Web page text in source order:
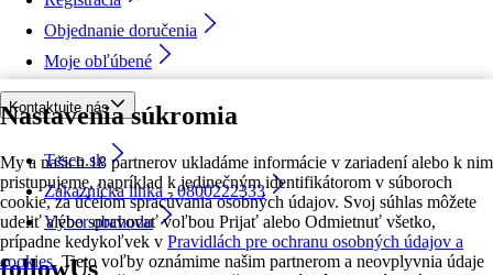
Nastavenia súkromia
My a našich 18 partnerov ukladáme informácie v zariadení alebo k nim
pristupujeme, napríklad k jedinečným identifikátorom v súboroch
cookie, za účelom spracúvania osobných údajov. Svoj súhlas môžete
udeliť alebo spravovať voľbou Prijať alebo Odmietnuť všetko,
prípadne kedykoľvek v Pravidlách pre ochranu osobných údajov a
cookies. Tieto voľby oznámime našim partnerom a neovplyvnia údaje
Objednanie doručenia
Moje obľúbené
Kontaktujte nás
Tesco.sk
Zákaznícka linka - 0800222333
Výber obchodu
followUs